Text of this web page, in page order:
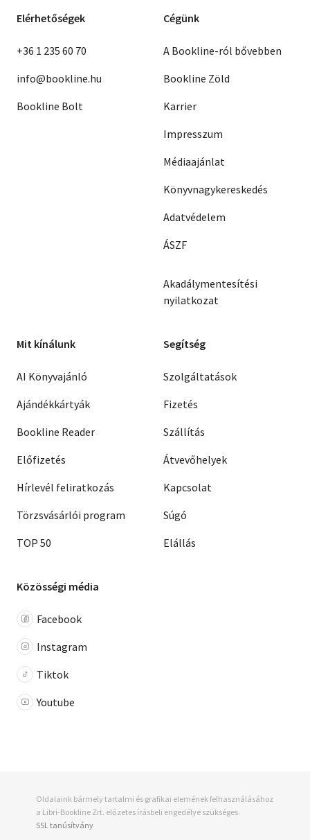
Elérhetőségek
+36 1 235 60 70
info@bookline.hu
Bookline Bolt
Cégünk
A Bookline-ról bővebben
Bookline Zöld
Karrier
Impresszum
Médiaajánlat
Könyvnagykereskedés
Adatvédelem
ÁSZF
Akadálymentesítési
nyilatkozat
Mit kínálunk
AI Könyvajánló
Ajándékkártyák
Bookline Reader
Előfizetés
Hírlevél feliratkozás
Törzsvásárlói program
TOP 50
Segítség
Szolgáltatások
Fizetés
Szállítás
Átvevőhelyek
Kapcsolat
Súgó
Elállás
Közösségi média
Facebook
Instagram
Tiktok
Youtube
Oldalaink bármely tartalmi és grafikai elemének felhasználásához
a Libri-Bookline Zrt. előzetes írásbeli engedélye szükséges.
SSL tanúsítvány